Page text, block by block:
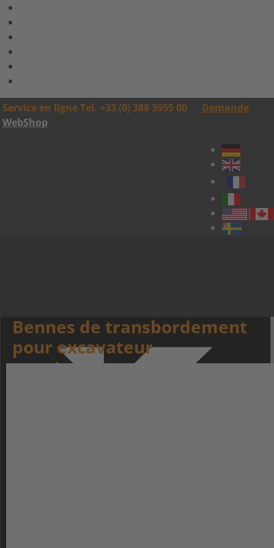
Service en ligne Tel. +33 (0) 388 3955 00
Demande
WebShop
Bennes de transbordement
pour excavateur